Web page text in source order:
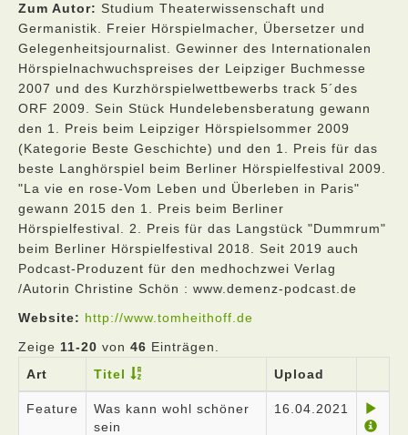
Zum Autor: Studium Theaterwissenschaft und
Germanistik. Freier Hörspielmacher, Übersetzer und
Gelegenheitsjournalist. Gewinner des Internationalen
Hörspielnachwuchspreises der Leipziger Buchmesse
2007 und des Kurzhörspielwettbewerbs track 5´des
ORF 2009. Sein Stück Hundelebensberatung gewann
den 1. Preis beim Leipziger Hörspielsommer 2009
(Kategorie Beste Geschichte) und den 1. Preis für das
beste Langhörspiel beim Berliner Hörspielfestival 2009.
"La vie en rose-Vom Leben und Überleben in Paris"
gewann 2015 den 1. Preis beim Berliner
Hörspielfestival. 2. Preis für das Langstück "Dummrum"
beim Berliner Hörspielfestival 2018. Seit 2019 auch
Podcast-Produzent für den medhochzwei Verlag
/Autorin Christine Schön : www.demenz-podcast.de
Website: http://www.tomheithoff.de
Zeige 11-20 von 46 Einträgen.
Art
Titel Upload
Feature
Was kann wohl schöner
sein
16.04.2021